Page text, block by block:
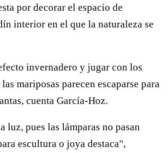
por decorar el espacio de
interior en el que la naturaleza se
invernadero y jugar con los
mariposas parecen escaparse para
cuenta García-Hoz.
luz, pues las lámparas no pasan
escultura o joya destaca",